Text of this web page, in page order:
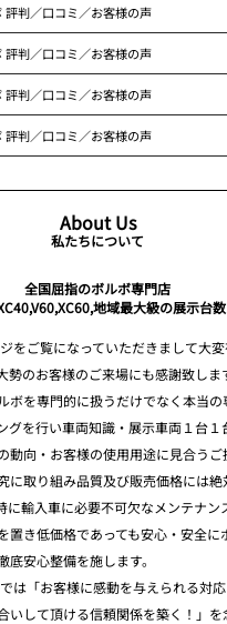
判／口コミ／お客様の声
判／口コミ／お客様の声
判／口コミ／お客様の声
判／口コミ／お客様の声
About Us
私たちについて
全国屈指のボルボ専門店
地域最大級の展示台数
をご覧になっていただきまして大
勢のお客様のご来場にも感謝致しま
ボを専門的に扱うだけでなく本当の
グを行い車両知識・展示車両１台１
動向・お客様の使用用途に見合うご
に取り組み品質及び販売価格には絶
に輸入車に必要不可欠なメンテナン
置き低価格であっても安心・安全に
安心整備を施します。
は「お客様に感動を与えられる対応
いして頂ける信頼関係を築く！」